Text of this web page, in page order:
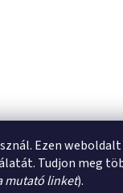
Ezen
Tudjon meg
mutató linket).